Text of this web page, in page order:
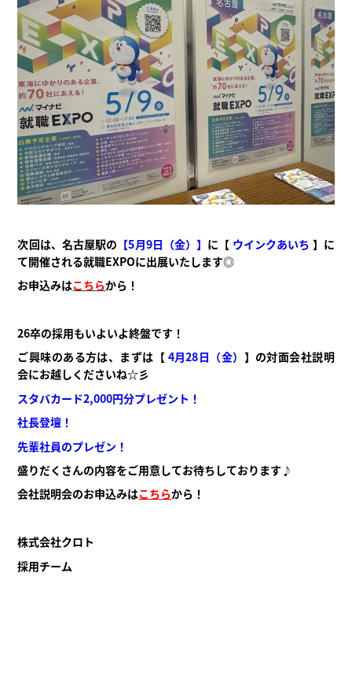
次回は、名古屋駅の 【5月9日（金）】 に 【 ウインクあいち 】 に
て開催される就職EXPOに出展いたします◎
お申込みはこちらから！
26卒の採用もいよいよ終盤です！
ご興味のある方は、まずは 【 4月28日（金） 】の対面会社説明
会にお越しくださいね☆彡
スタバカード2,000円分プレゼント！
社長登壇！
先輩社員のプレゼン！
盛りだくさんの内容をご用意してお待ちしております♪
会社説明会のお申込みはこちらから！
株式会社クロト
採用チーム